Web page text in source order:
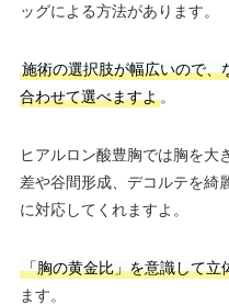
ッグによる方法があります。
施術の選択肢が幅広いので、
合わせて選べますよ。
ヒアルロン酸豊胸では胸を大
差や谷間形成、デコルテを綺
に対応してくれますよ。
「胸の黄金比」を意識して立
ます。